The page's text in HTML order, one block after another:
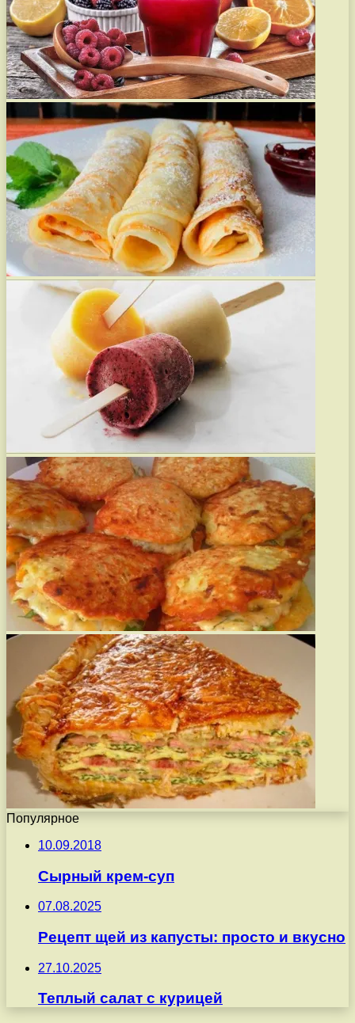
Популярное
10.09.2018
Сырный крем-суп
07.08.2025
Рецепт щей из капусты: просто и вкусно
27.10.2025
Теплый салат с курицей